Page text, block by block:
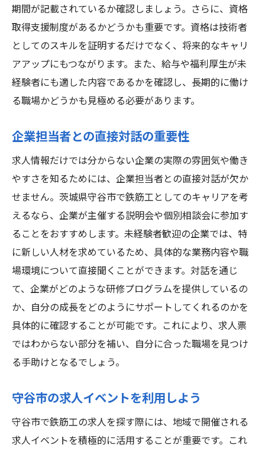
期間が記載されているか確認しましょう。さらに、資格
取得支援制度があるかどうかも重要です。資格は技術者
としてのスキルを証明するだけでなく、将来的なキャリ
アアップにもつながります。また、給与や福利厚生が未
経験者にも適した内容であるかを確認し、長期的に働け
る職場かどうかも見極める必要があります。
企業担当者との直接対話の重要性
求人情報だけでは分からない企業の実際の雰囲気や働き
やすさを知るためには、企業担当者との直接対話が欠か
せません。茨城県守谷市で鉄筋工としてのキャリアを考
えるなら、企業が主催する説明会や個別相談会に参加す
ることをおすすめします。未経験者歓迎の企業では、特
に新しい人材を求めているため、具体的な業務内容や職
場環境について直接聞くことができます。対話を通じ
て、企業がどのような研修プログラムを提供しているの
か、自分の成長をどのようにサポートしてくれるのかを
具体的に確認することが可能です。これにより、求人票
ではわからない部分を補い、自分に合った職場を見つけ
る手助けとなるでしょう。
守谷市の求人イベントを利用しよう
守谷市で鉄筋工の求人を探す際には、地域で開催される
求人イベントを積極的に活用することが重要です。これ